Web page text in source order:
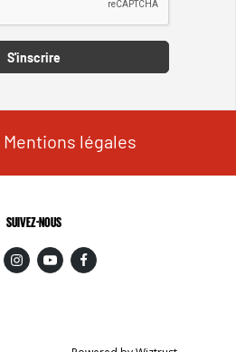
S'inscrire
Mentions légales
SUIVEZ-NOUS